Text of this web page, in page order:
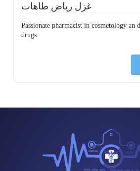
غزل رياض طاهات
Passionate pharmacist in cosmetology an
drugs